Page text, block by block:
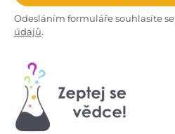
Odesláním formuláře souhlasíte se
údajů.